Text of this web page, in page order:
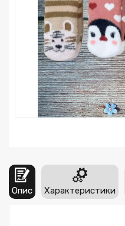
Опис Характеристики